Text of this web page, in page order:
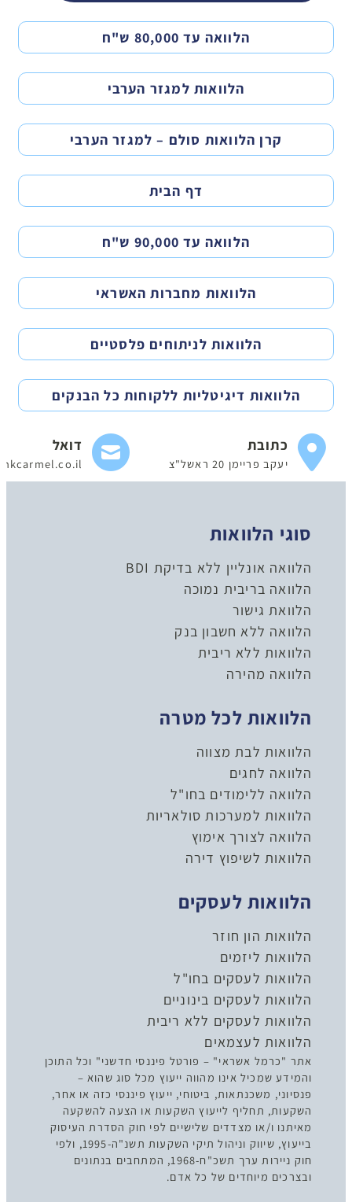
הלוואה עד 80,000 ש"ח
הלוואות למגזר הערבי
קרן הלוואות סולם – למגזר הערבי
דף הבית
הלוואה עד 90,000 ש"ח
הלוואות מחברות האשראי
הלוואות לניתוחים פלסטיים
הלוואות דיגיטליות ללקוחות כל הבנקים
כתובת
יעקב פריימן 20 ראשל"צ
דואל
סוגי הלוואות
הלוואה אונליין ללא בדיקת BDI
הלוואה בריבית נמוכה
הלוואת גישור
הלוואה ללא חשבון בנק
הלוואות ללא ריבית
הלוואה מהירה
הלוואות לכל מטרה
הלוואות לבת מצווה
הלוואה לחגים
הלוואה ללימודים בחו"ל
הלוואות למערכות סולאריות
הלוואה לצורך אימוץ
הלוואות לשיפוץ דירה
הלוואות לעסקים
הלוואות הון חוזר
הלוואות ליזמים
הלוואות לעסקים בחו"ל
הלוואות לעסקים בינוניים
הלוואות לעסקים ללא ריבית
הלוואות לעצמאים
אתר "כרמל אשראי" – פורטל פיננסי חדשני" וכל התוכן
והמידע שמכיל אינו מהווה ייעוץ מכל סוג שהוא –
פנסיוני, משכנתאות, ביטוחי, ייעוץ פיננסי כזה או אחר,
השקעות, תחליף לייעוץ השקעות או הצעה להשקעה
מאיתנו ו/או מצדדים שלישיים לפי חוק הסדרת העיסוק
בייעוץ, שיווק וניהול תיקי השקעות תשנ"ה-1995, ולפי
חוק ניירות ערך תשכ"ח-1968, המתחבים בנתונים
ובצרכים מיוחדים של כל אדם.